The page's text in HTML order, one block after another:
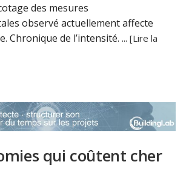
des mesures
observé actuellement affecte
Chronique de l’intensité. ...[Lire la
qui coûtent cher